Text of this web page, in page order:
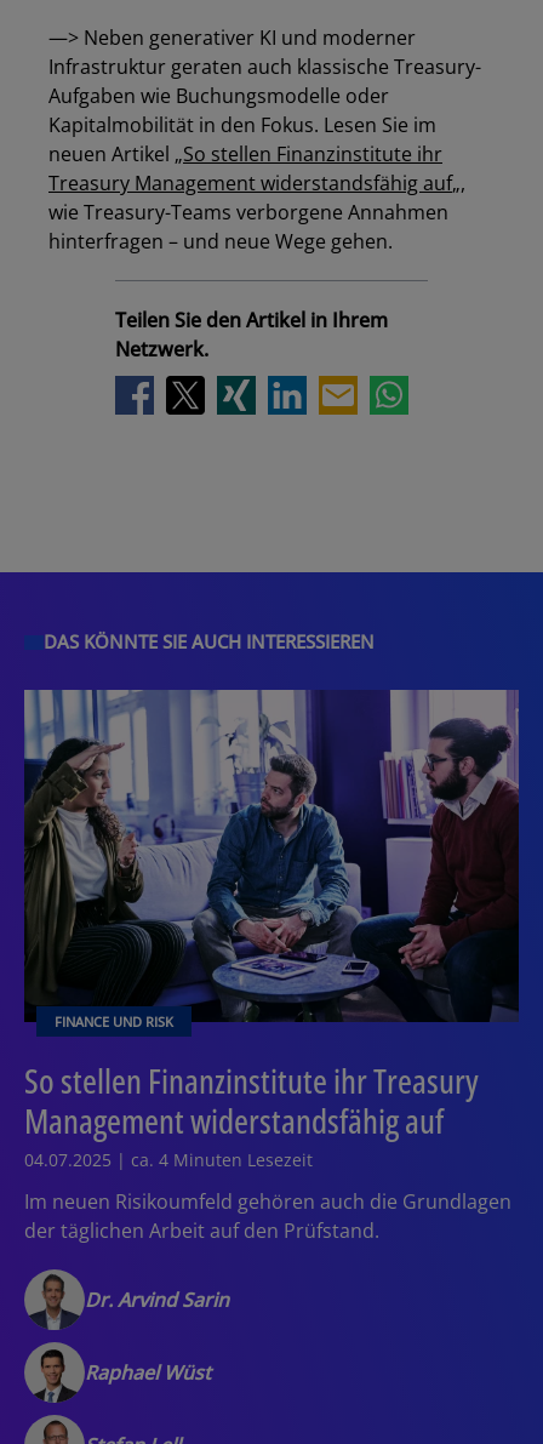
—> Neben generativer KI und moderner
Infrastruktur geraten auch klassische Treasury-
Aufgaben wie Buchungsmodelle oder
Kapitalmobilität in den Fokus. Lesen Sie im
neuen Artikel „So stellen Finanzinstitute ihr
Treasury Management widerstandsfähig auf„,
wie Treasury-Teams verborgene Annahmen
hinterfragen – und neue Wege gehen.
Teilen Sie den Artikel in Ihrem
Netzwerk.
DAS KÖNNTE SIE AUCH INTERESSIEREN
FINANCE UND RISK
So stellen Finanzinstitute ihr Treasury
Management widerstandsfähig auf
04.07.2025 | ca. 4 Minuten Lesezeit
Im neuen Risikoumfeld gehören auch die Grundlagen
der täglichen Arbeit auf den Prüfstand.
Dr. Arvind Sarin
Raphael Wüst